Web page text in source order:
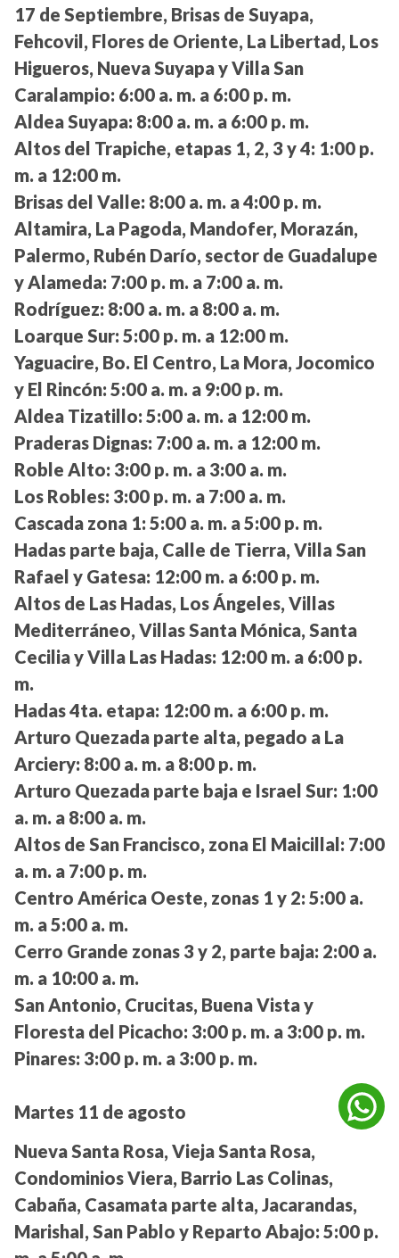
17 de Septiembre, Brisas de Suyapa,
Fehcovil, Flores de Oriente, La Libertad, Los
Higueros, Nueva Suyapa y Villa San
Caralampio: 6:00 a. m. a 6:00 p. m.
Aldea Suyapa: 8:00 a. m. a 6:00 p. m.
Altos del Trapiche, etapas 1, 2, 3 y 4: 1:00 p.
m. a 12:00 m.
Brisas del Valle: 8:00 a. m. a 4:00 p. m.
Altamira, La Pagoda, Mandofer, Morazán,
Palermo, Rubén Darío, sector de Guadalupe
y Alameda: 7:00 p. m. a 7:00 a. m.
Rodríguez: 8:00 a. m. a 8:00 a. m.
Loarque Sur: 5:00 p. m. a 12:00 m.
Yaguacire, Bo. El Centro, La Mora, Jocomico
y El Rincón: 5:00 a. m. a 9:00 p. m.
Aldea Tizatillo: 5:00 a. m. a 12:00 m.
Praderas Dignas: 7:00 a. m. a 12:00 m.
Roble Alto: 3:00 p. m. a 3:00 a. m.
Los Robles: 3:00 p. m. a 7:00 a. m.
Cascada zona 1: 5:00 a. m. a 5:00 p. m.
Hadas parte baja, Calle de Tierra, Villa San
Rafael y Gatesa: 12:00 m. a 6:00 p. m.
Altos de Las Hadas, Los Ángeles, Villas
Mediterráneo, Villas Santa Mónica, Santa
Cecilia y Villa Las Hadas: 12:00 m. a 6:00 p.
m.
Hadas 4ta. etapa: 12:00 m. a 6:00 p. m.
Arturo Quezada parte alta, pegado a La
Arciery: 8:00 a. m. a 8:00 p. m.
Arturo Quezada parte baja e Israel Sur: 1:00
a. m. a 8:00 a. m.
Altos de San Francisco, zona El Maicillal: 7:00
a. m. a 7:00 p. m.
Centro América Oeste, zonas 1 y 2: 5:00 a.
m. a 5:00 a. m.
Cerro Grande zonas 3 y 2, parte baja: 2:00 a.
m. a 10:00 a. m.
San Antonio, Crucitas, Buena Vista y
Floresta del Picacho: 3:00 p. m. a 3:00 p. m.
Pinares: 3:00 p. m. a 3:00 p. m.
Martes 11 de agosto
Nueva Santa Rosa, Vieja Santa Rosa,
Condominios Viera, Barrio Las Colinas,
Cabaña, Casamata parte alta, Jacarandas,
Marishal, San Pablo y Reparto Abajo: 5:00 p.